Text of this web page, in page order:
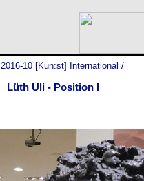
2016-10 [Kun:st] International /
Lüth Uli - Position I